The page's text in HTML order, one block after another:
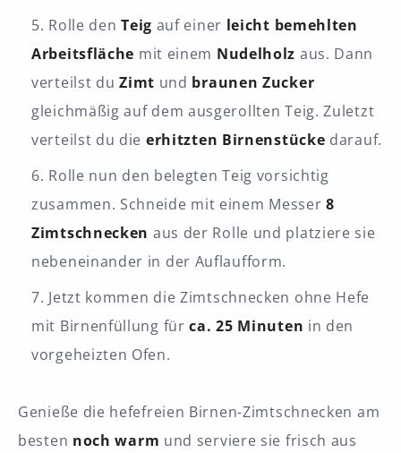
Rolle denTeig auf einer leicht bemehlten
Arbeitsfläche mit einem Nudelholz aus. Dann
verteilst duZimt und braunen Zucker
gleichmäßig auf dem ausgerollten Teig. Zuletzt
verteilst du die erhitzten Birnenstücke darauf.
Rolle nun den belegten Teig vorsichtig
zusammen. Schneide mit einem Messer8
Zimtschnecken aus der Rolle und platziere sie
nebeneinander in der Auflaufform.
Jetzt kommen die Zimtschnecken ohne Hefe
mit Birnenfüllung fürca. 25 Minuten in den
vorgeheizten Ofen.
Genieße die hefefreien Birnen-Zimtschnecken am
besten noch warm und serviere sie frisch aus